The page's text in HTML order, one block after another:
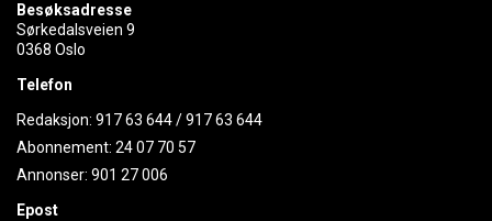
Besøksadresse
Sørkedalsveien 9
0368 Oslo
Telefon
Redaksjon: 917 63 644/917 63 644
Abonnement: 24 07 70 57
Annonser: 901 27 006
Epost